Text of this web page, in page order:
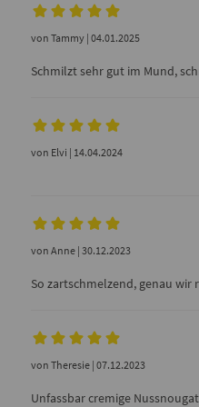
von Tammy| 04.01.2025
Schmilzt sehr gut im Mund,
von Elvi | 14.04.2024
von Anne| 30.12.2023
So zartschmelzend, genau
von Theresie| 07.12.2023
Unfassbar cremige